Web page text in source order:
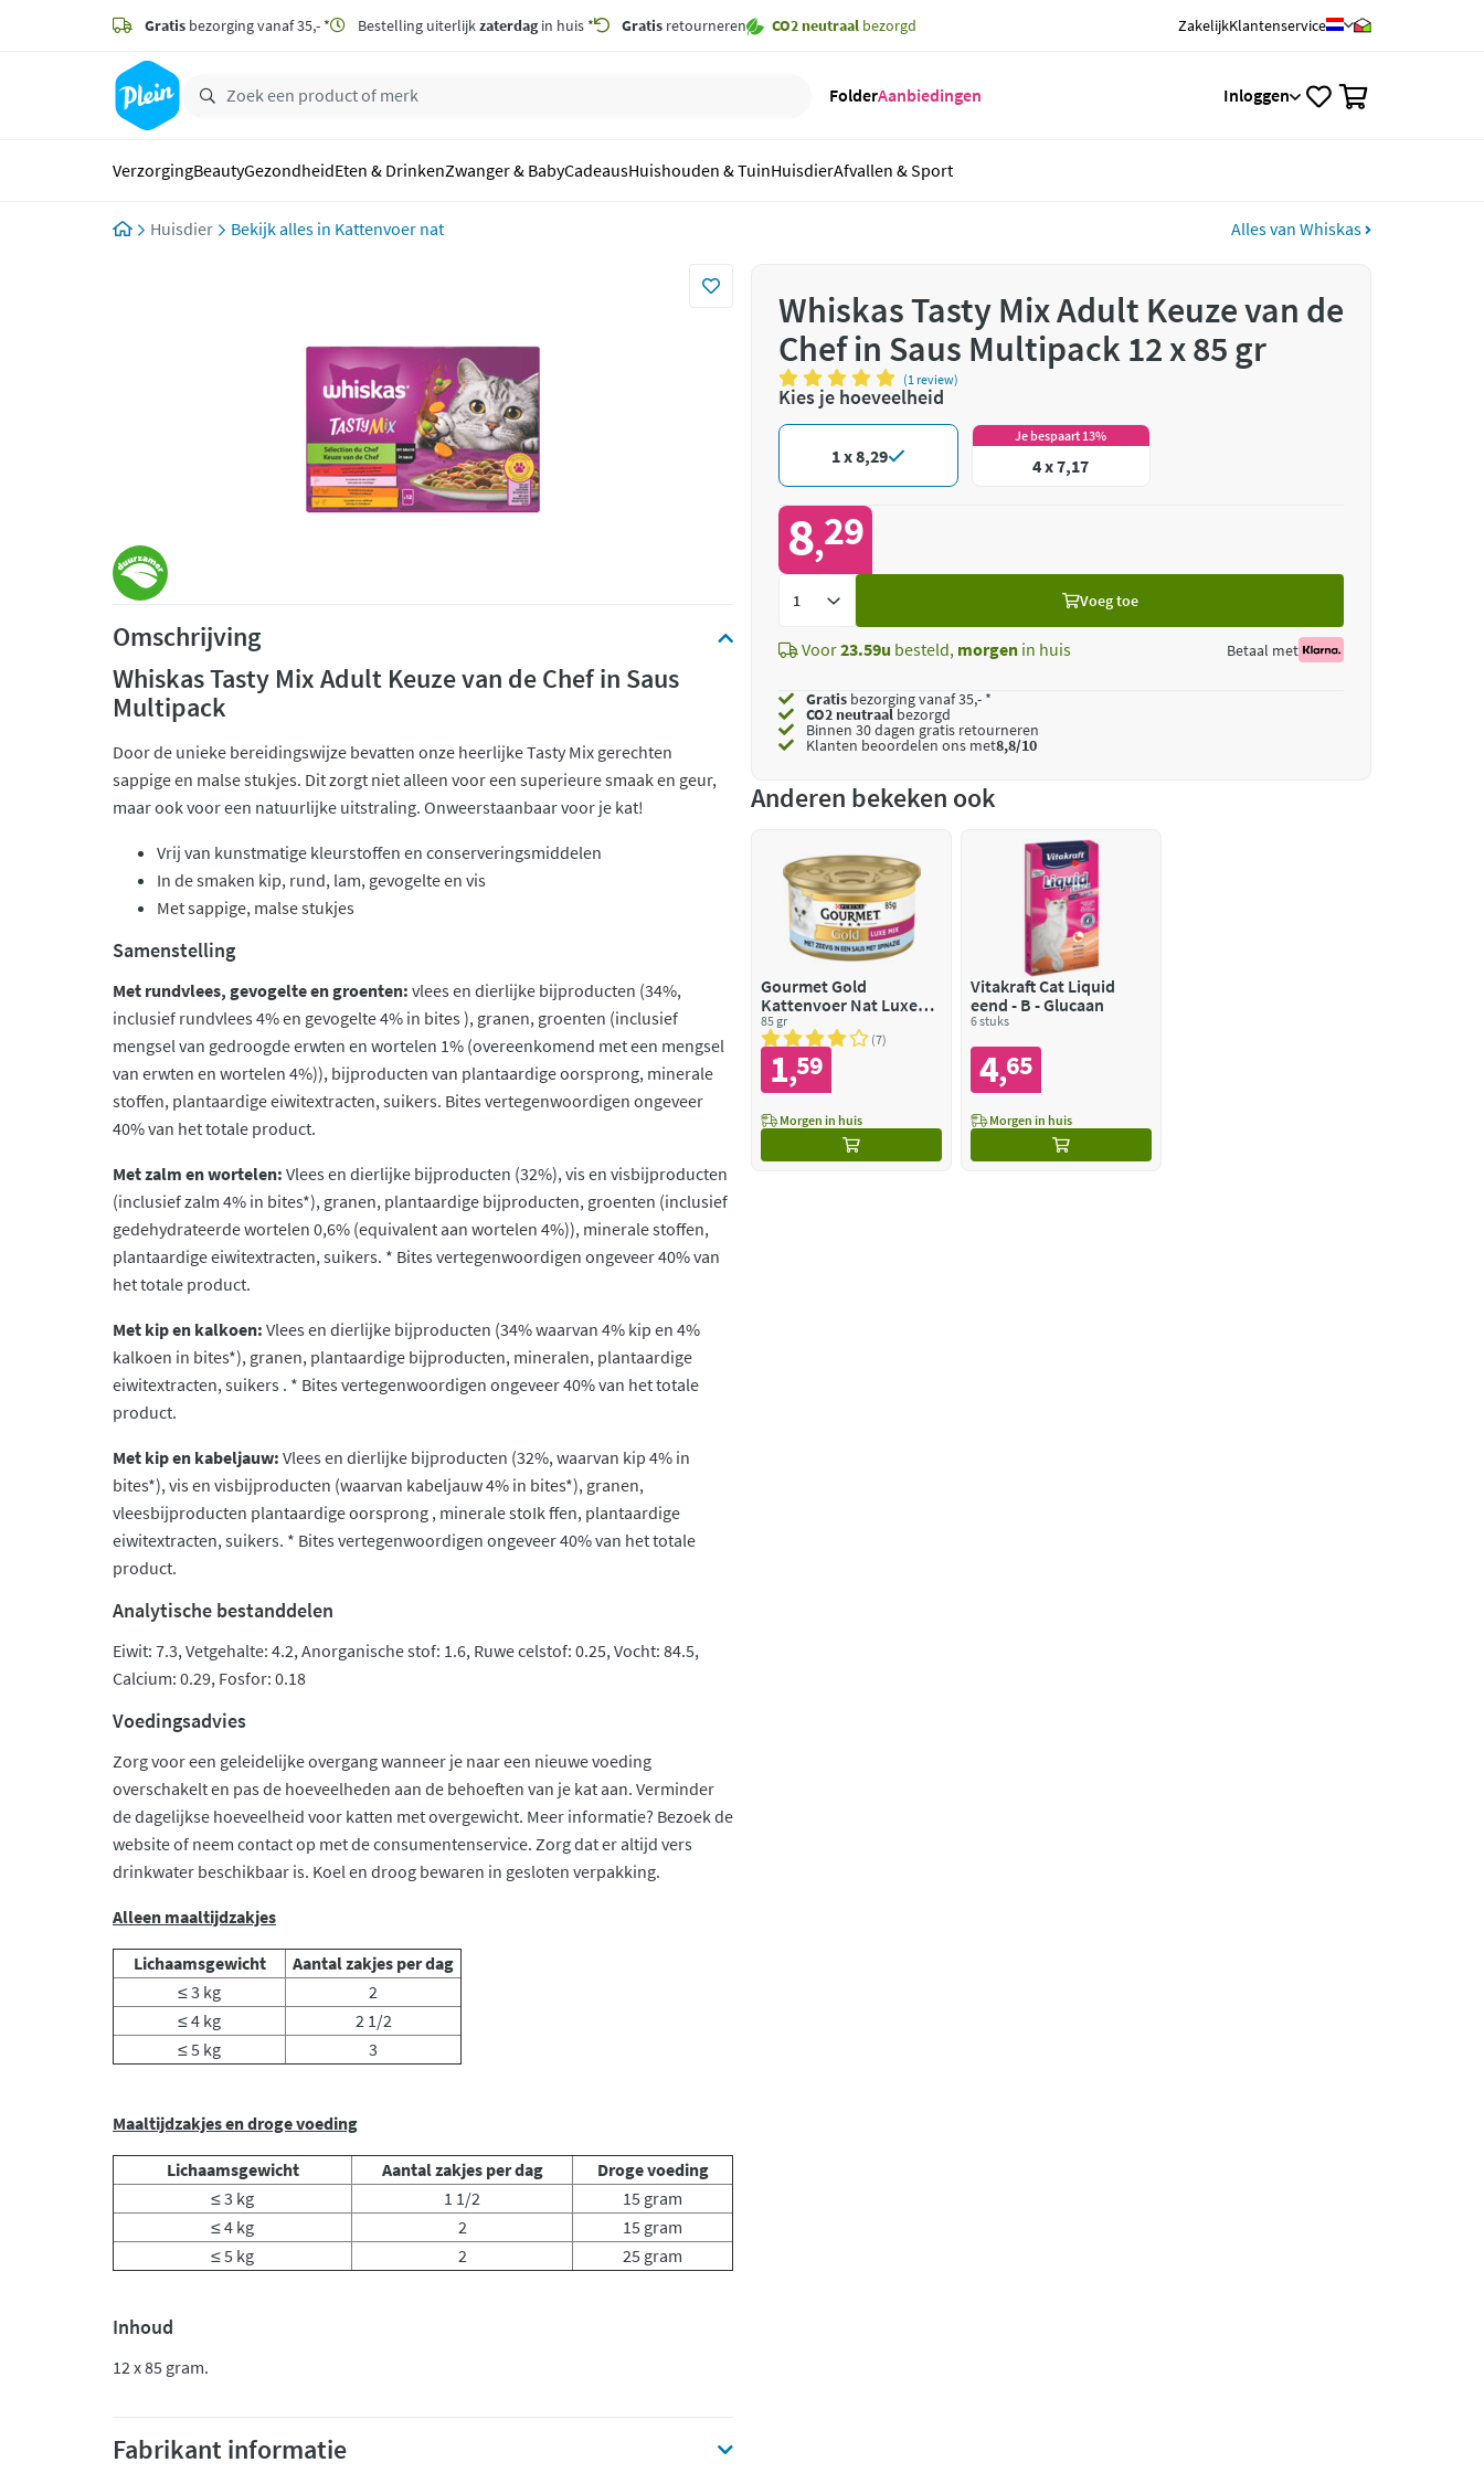
zoeken
hoofdinhoud
Gratis bezorging vanaf 35,- * Bestelling uiterlijkzaterdagin huis * Gratis retourneren CO2 neutraal bezorgd ZakelijkKlantenservice
FolderAanbiedingen Inloggen
VerzorgingBeautyGezondheidEten & DrinkenZwanger & BabyCadeausHuishouden & TuinHuisdierAfvallen & Sport
Huisdier Kattenvoer nat Alles van Whiskas
Omschrijving
Whiskas Tasty Mix Adult Keuze van de Chef in Saus
Multipack
Door de unieke bereidingswijze bevatten onze heerlijke Tasty Mix gerechten
sappige en malse stukjes. Dit zorgt niet alleen voor een superieure smaak en geur,
maar ook voor een natuurlijke uitstraling. Onweerstaanbaar voor je kat!
Vrij van kunstmatige kleurstoffen en conserveringsmiddelen
In de smaken kip, rund, lam, gevogelte en vis
Met sappige, malse stukjes
Samenstelling
Met rundvlees, gevogelte en groenten: vlees en dierlijke bijproducten (34%,
inclusief rundvlees 4% en gevogelte 4% in bites ), granen, groenten (inclusief
mengsel van gedroogde erwten en wortelen 1% (overeenkomend met een mengsel
van erwten en wortelen 4%)), bijproducten van plantaardige oorsprong, minerale
stoffen, plantaardige eiwitextracten, suikers. Bites vertegenwoordigen ongeveer
40% van het totale product.
Met zalm en wortelen: Vlees en dierlijke bijproducten (32%), vis en visbijproducten
(inclusief zalm 4% in bites*), granen, plantaardige bijproducten, groenten (inclusief
gedehydrateerde wortelen 0,6% (equivalent aan wortelen 4%)), minerale stoffen,
plantaardige eiwitextracten, suikers. * Bites vertegenwoordigen ongeveer 40% van
het totale product.
Met kip en kalkoen: Vlees en dierlijke bijproducten (34% waarvan 4% kip en 4%
kalkoen in bites*), granen, plantaardige bijproducten, mineralen, plantaardige
eiwitextracten, suikers . * Bites vertegenwoordigen ongeveer 40% van het totale
product.
Met kip en kabeljauw: Vlees en dierlijke bijproducten (32%, waarvan kip 4% in
bites*), vis en visbijproducten (waarvan kabeljauw 4% in bites*), granen,
vleesbijproducten plantaardige oorsprong , minerale stoIk ffen, plantaardige
eiwitextracten, suikers. * Bites vertegenwoordigen ongeveer 40% van het totale
product.
Analytische bestanddelen
Eiwit: 7.3, Vetgehalte: 4.2, Anorganische stof: 1.6, Ruwe celstof: 0.25, Vocht: 84.5,
Calcium: 0.29, Fosfor: 0.18
Voedingsadvies
Zorg voor een geleidelijke overgang wanneer je naar een nieuwe voeding
overschakelt en pas de hoeveelheden aan de behoeften van je kat aan. Verminder
de dagelijkse hoeveelheid voor katten met overgewicht. Meer informatie? Bezoek de
website of neem contact op met de consumentenservice. Zorg dat er altijd vers
drinkwater beschikbaar is. Koel en droog bewaren in gesloten verpakking.
Alleen maaltijdzakjes
Lichaamsgewicht
Aantal zakjes per dag
≤ 3 kg
2
≤ 4 kg
2 1/2
≤ 5 kg
3
Maaltijdzakjes en droge voeding
Lichaamsgewicht Aantal zakjes per dag
Droge voeding
≤ 3 kg
1 1/2
15 gram
≤ 4 kg
2
15 gram
≤ 5 kg
2 25 gram
Inhoud
12 x 85 gram.
Fabrikant informatie
Whiskas Tasty Mix Adult Keuze van de
Chef in Saus Multipack 12 x 85 gr
(1 review)
Kies je hoeveelheid
1 x 8,29
Je bespaart 13%
4 x 7,17
8,29
Voeg toe
Voor23.59u besteld, morgen in huis Betaal met
Gratis bezorging vanaf 35,- *
CO2 neutraalbezorgd
Binnen 30 dagen gratis retourneren
Klanten beoordelen ons met8,8/10
Anderen bekeken ook
Gourmet Gold
Kattenvoer Nat Luxe
Mix Zeevis - Spinazie
85 gr
7
1,59
Morgen in huis
Vitakraft Cat Liquid
eend - B - Glucaan
6 stuks
4,65
Morgen in huis